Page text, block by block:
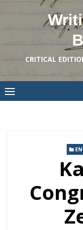
CRITICAL